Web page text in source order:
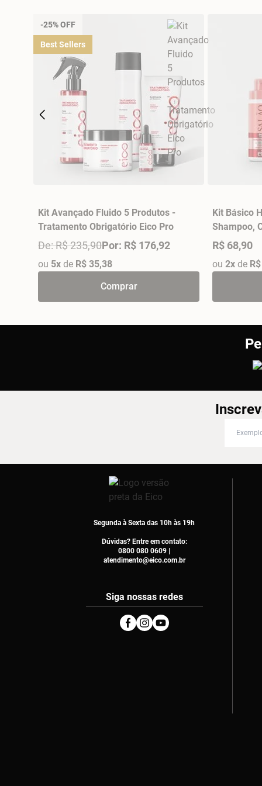
-25% OFF
Best Sellers
Kit Avançado Fluido 5 Produtos -
Tratamento Obrigatório Eico Pro
De: R$ 235,90Por: R$ 176,92
ou 5x de R$ 35,38
Comprar
Kit Básico
Shampoo,
270gr -
R$ 68,90
ou 2xde
Segunda à Sexta das 10h às 19h
Dúvidas? Entre em contato:
0800 080 0609 |
atendimento@eico.com.br
Siga nossas redes
Facebook
Instagram
Youtube